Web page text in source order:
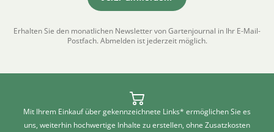
Erhalten Sie den monatlichen Newsletter von Gartenjournal in Ihr E-Mail-
Postfach. Abmelden ist jederzeit möglich.
Mit Ihrem Einkauf über gekennzeichnete Links* ermöglichen Sie es
uns, weiterhin hochwertige Inhalte zu erstellen, ohne Zusatzkosten